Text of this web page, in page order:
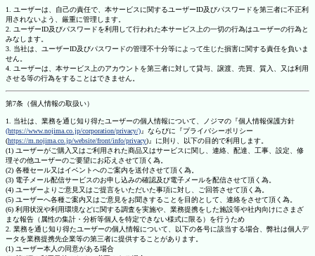
1. ユーザーは、自己の責任で、本サービスに関するユーザーID及びパスワードを第三者に不正利
用されないよう、厳重に管理します。
2. ユーザーID及びパスワードを利用して行われた本サービス上の一切の行為はユーザーの行為と
みなします。
3. 当社は、ユーザーID及びパスワードの管理不十分等によって生じた損害に関する責任を負いま
せん。
4. ユーザーは、本サービス上のアカウントを第三者に対して貸与、譲渡、売買、質入、又は利用
させる等の行為をすることはできません。
第7条（個人情報の取扱い）
1. 当社は、業務を通じ知り得たユーザーの個人情報について、ノジマの『個人情報保護方針
(https://www.nojima.co.jp/corporation/privacy/)』ならびに『プライバシーポリシー
(https://m.nojima.co.jp/website/front/info/privacy)』に則り、以下の目的で利用します。
(1) ユーザーがご購入又はご利用された商品又はサービスに関し、連絡、配達、工事、設定、修
理その他ユーザーのご要望にお応えさせて頂く為。
(2) 各種セール又はイベントへのご案内を送付させて頂く為。
(3) 電子メール配信サービスのお申し込みの確認及び電子メールを配信させて頂く為。
(4) ユーザーよりご意見又はご提言をいただいた事項に対し、ご回答させて頂く為。
(5) ユーザーへ各種ご案内又はご意見をお聞きすることを目的として、連絡をさせて頂く為。
(6) 利用状況や利用環境などに関する調査を実施や、業務提携をした施設等や社内向けにさまざ
まな報告（属性の集計・分析等個人を特定できない様式に限る）を行うため
2. 業務を通じ知り得たユーザーの個人情報について、以下の各号に該当する場合、弊社は個人デ
ータを業務提携先企業等の第三者に提供することがあります。
(1) ユーザー本人の同意がある場合